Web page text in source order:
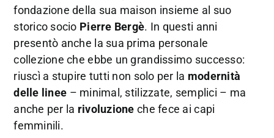
fondazione della sua maison insieme al suo
storico socio Pierre Bergè. In questi anni
presentò anche la sua prima personale
collezione che ebbe un grandissimo successo:
riuscì a stupire tutti non solo per la modernità
delle linee – minimal, stilizzate, semplici – ma
anche per la rivoluzione che fece ai capi
femminili.